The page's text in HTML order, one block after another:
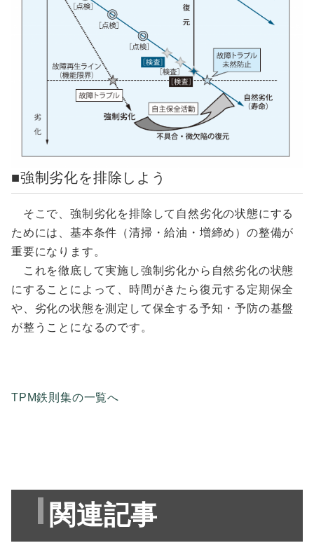
■強制劣化を排除しよう
そこで、強制劣化を排除して自然劣化の状態にする
ためには、基本条件（清掃・給油・増締め）の整備が
重要になります。
これを徹底して実施し強制劣化から自然劣化の状態
にすることによって、時間がきたら復元する定期保全
や、劣化の状態を測定して保全する予知・予防の基盤
が整うことになるのです。
TPM鉄則集の一覧へ
関連記事